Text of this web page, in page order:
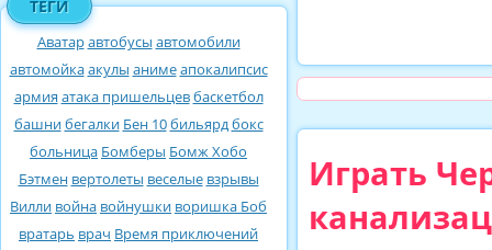
ТЕГИ
Аватаравтобусы автомобили
автомойкаакулы анимеапокалипсис
армия атака пришельцевбаскетбол
башнибегалки Бен 10бильярдбокс
больница Бомберы Бомж Хобо
Бэтмен вертолеты веселые взрывы
Вилли война войнушки воришка Боб
вратарь врач Время приключений
Играть